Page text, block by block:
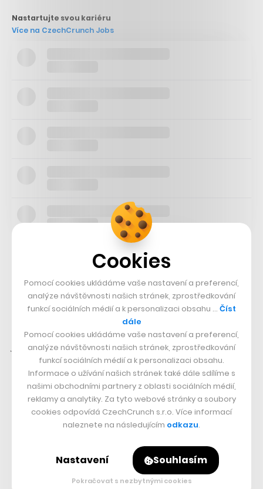
Nastartujte svou kariéru
Více na CzechCrunch Jobs
Rostoucí herní trend je nicméně v kontextu
položkou.„Hry mají na náš byznys jen velice malý
dopad, stejně tak investice do nich jsou v poměru s
investicemi do jiného obsahu velice nízké. Náš úkol teď
je dosáhnout takového růstu, aby se to změnilo,“popsal
Peters.
Cookies
Pomocí cookies ukládáme vaše nastavení a preferencí,
analýze návštěvnosti našich stránek, zprostředkování
funkcí sociálních médií a k personalizaci obsahu … Číst
dále
Pomocí cookies ukládáme vaše nastavení a preferencí,
analýze návštěvnosti našich stránek, zprostředkování
funkcí sociálních médií a k personalizaci obsahu.
Informace o užívání našich stránek také dále sdílíme s
našimi obchodními partnery z oblasti sociálních médií,
reklamy a analytiky. Za tyto webové stránky a soubory
cookies odpovídá CzechCrunch s.r.o. Více informací
naleznete na následujícím odkazu.
Nastavení Souhlasím
Pokračovat s nezbytnými cookies